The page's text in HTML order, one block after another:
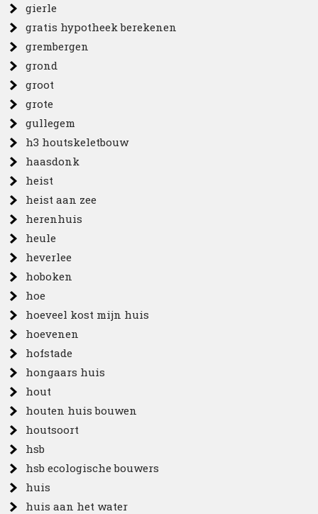
gierle
gratis hypotheek berekenen
grembergen
grond
groot
grote
gullegem
h3 houtskeletbouw
haasdonk
heist
heist aan zee
herenhuis
heule
heverlee
hoboken
hoe
hoeveel kost mijn huis
hoevenen
hofstade
hongaars huis
hout
houten huis bouwen
houtsoort
hsb
hsb ecologische bouwers
huis
huis aan het water